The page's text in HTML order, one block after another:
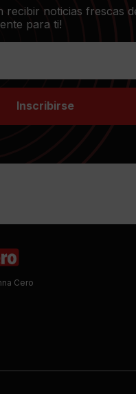
recibir noticias frescas
para ti!
Inscribirse
Cero